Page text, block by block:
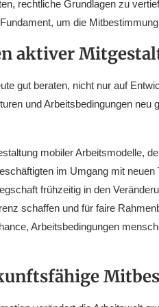
rechtliche Grundlagen zu
um die
aktiver
gut beraten, nicht nur auf
und Arbeitsbedingungen
mobiler Arbeitsmodelle,
im Umgang mit
frühzeitig in den
schaffen und für faire
Arbeitsbedingungen